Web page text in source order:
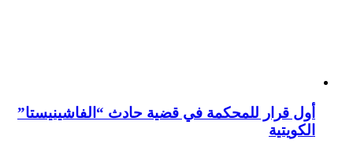
أول قرار للمحكمة في قضية حادث “الفاشينيستا”
الكويتية